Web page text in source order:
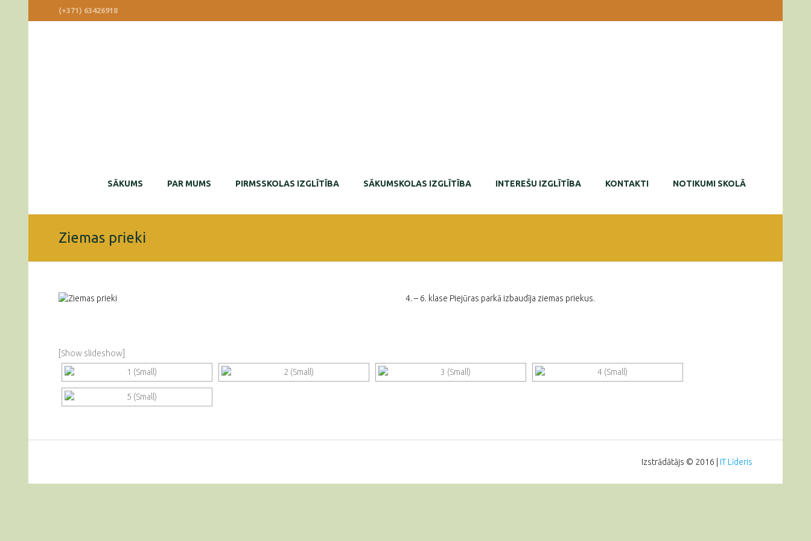
(+371) 63426918
SĀKUMS PAR MUMS PIRMSSKOLAS IZGLĪTĪBA SĀKUMSKOLAS IZGLĪTĪBA INTEREŠU IZGLĪTĪBA KONTAKTI NOTIKUMI SKOLĀ
Ziemas prieki
4. – 6. klase Piejūras parkā izbaudīja ziemas priekus.
[Show slideshow]
Izstrādātājs © 2016 | IT Līderis